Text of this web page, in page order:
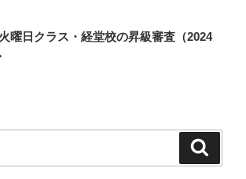
日クラス・経堂校の昇級審査（2024